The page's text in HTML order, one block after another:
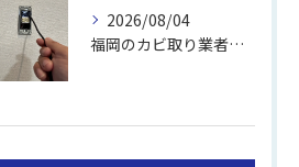
2026/08/04
福岡のカビ取り業者おすすめの選び方と費用